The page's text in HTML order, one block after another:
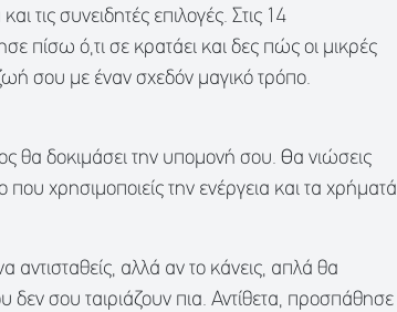
τις συνειδητές επιλογές. Στις 14
πίσω ό,τι σε κρατάει και δες πώς οι μικρές
σου με έναν σχεδόν μαγικό τρόπο.
θα δοκιμάσει την υπομονή σου. Θα νιώσεις
χρησιμοποιείς την ενέργεια και τα χρήματά
αντισταθείς, αλλά αν το κάνεις, απλά θα
σου ταιριάζουν πια. Αντίθετα, προσπάθησε